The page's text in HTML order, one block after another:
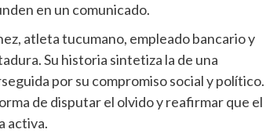
en un comunicado.
atleta tucumano, empleado bancario y
Su historia sintetiza la de una
por su compromiso social y político.
de disputar el olvido y reafirmar que el
activa.